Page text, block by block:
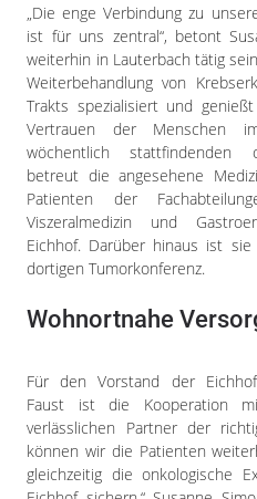
„Die enge Verbindung zu
ist für uns zentral“, betont
weiterhin in Lauterbach tätig
Weiterbehandlung von
Trakts spezialisiert und
Vertrauen der Menschen
wöchentlich stattfindenden
betreut die angesehene
Patienten der
Viszeralmedizin und
Eichhof. Darüber hinaus ist
dortigen Tumorkonferenz.
Wohnortnahe
Für den Vorstand der
Faust ist die Kooperation
verlässlichen Partner der
können wir die Patienten
gleichzeitig die onkologische